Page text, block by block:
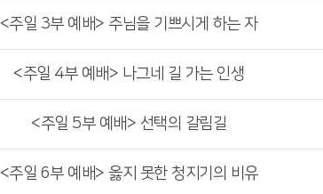
<주일 3부 예배> 주님을 기쁘시게 하는 자
<주일 4부 예배> 나그네 길 가는 인생
<주일 5부 예배> 선택의 갈림길
<주일 6부 예배> 옳지 못한 청지기의 비유